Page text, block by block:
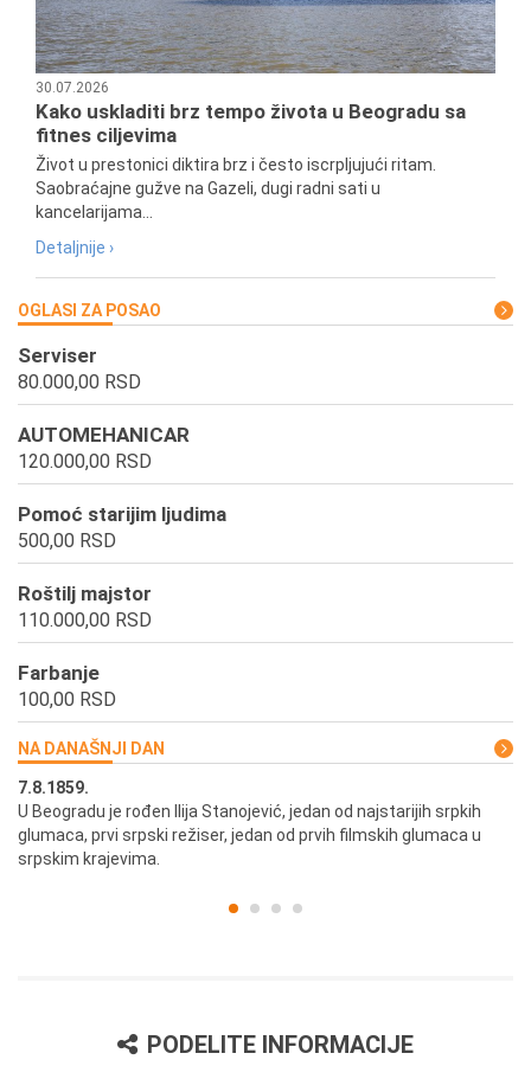
30.07.2026
Kako uskladiti brz tempo života u Beogradu sa
fitnes ciljevima
Život u prestonici diktira brz i često iscrpljujući ritam.
Saobraćajne gužve na Gazeli, dugi radni sati u
kancelarijama...
Detaljnije ›
OGLASI ZA POSAO
Serviser
80.000,00 RSD
AUTOMEHANICAR
120.000,00 RSD
Pomoć starijim ljudima
500,00 RSD
Roštilj majstor
110.000,00 RSD
Farbanje
100,00 RSD
NA DANAŠNJI DAN
7.8.1859.
U Beogradu je rođen Ilija Stanojević, jedan od najstarijih srpkih
glumaca, prvi srpski režiser, jedan od prvih filmskih glumaca u
srpskim krajevima.
PODELITE INFORMACIJE